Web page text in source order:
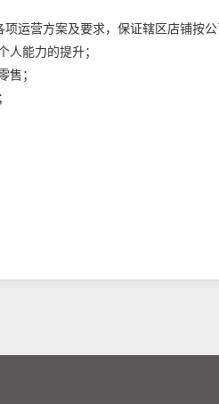
运营方案及要求，保证辖区店铺按公
能力的提升；
；